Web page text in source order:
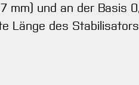
mm) und an der Basis
Länge des